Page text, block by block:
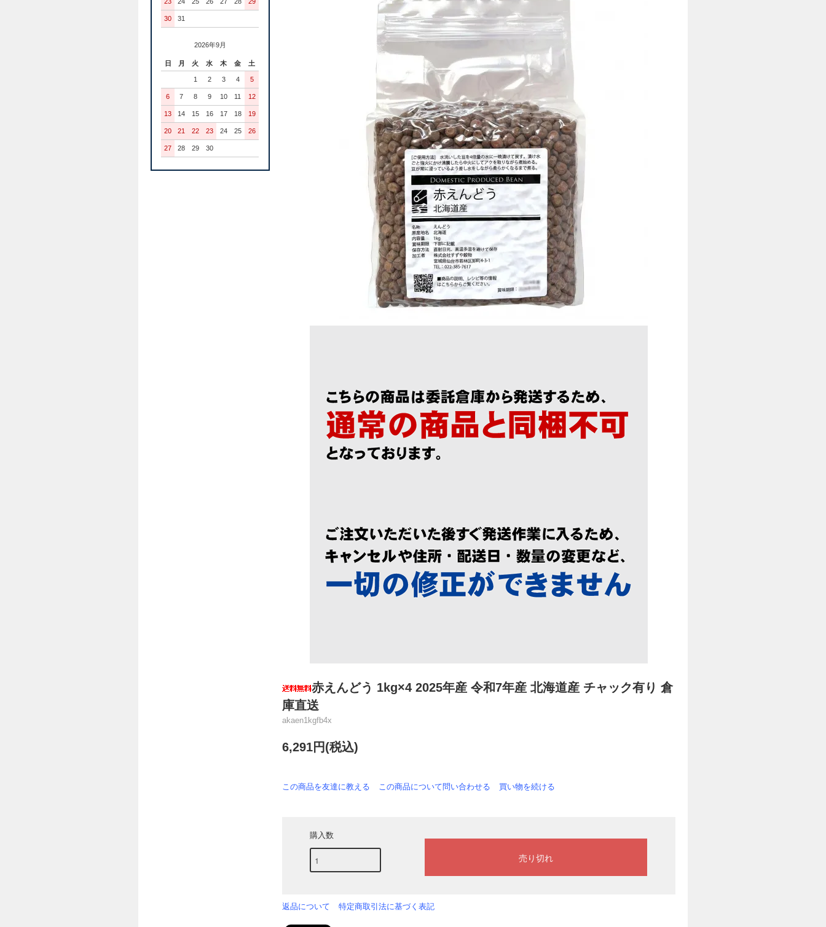
赤えんどう 1kg×4 2025年産 令和7年産 北海道産 チャック有り 倉
庫直送
akaen1kgfb4x
6,291円(税込)
この商品を友達に教える この商品について問い合わせる 買い物を続ける
購入数
返品について 特定商取引法に基づく表記
23 24 25 26 27 28 29
30 31
2026年9月
日 月 火 水 木 金 土
1 2 3 4 5
6 7 8 9 10 11 12
13 14 15 16 17 18 19
20 21 22 23 24 25 26
27 28 29 30